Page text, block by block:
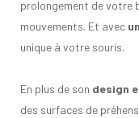
prolongement de votre
mouvements. Et avec
unique à votre souris.
En plus de son design
des surfaces de